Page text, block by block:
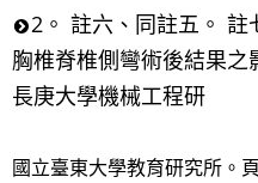
2。 註六、同註五。
胸椎脊椎側彎術後結果
長庚大學機械工程研
國立臺東大學教育研究所。